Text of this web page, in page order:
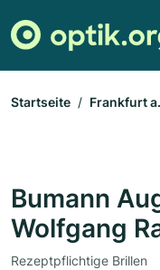
Startseite Frankfurt
Bumann
Wolfgang
Rezeptpflichtige Brillen